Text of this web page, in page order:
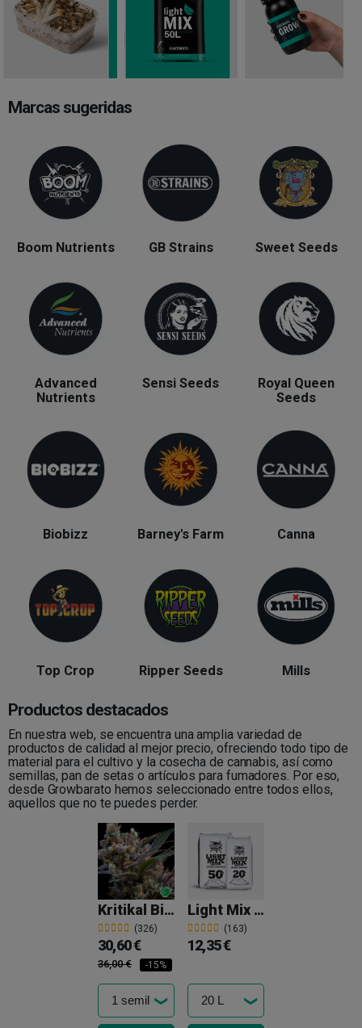
Marcas sugeridas
Boom Nutrients GB Strains Sweet Seeds
Advanced
Nutrients
Sensi Seeds
Royal Queen
Seeds
Biobizz Barney's Farm Canna
Top Crop Ripper Seeds Mills
Productos destacados
En nuestra web, se encuentra una amplia variedad de
productos de calidad al mejor precio, ofreciendo todo tipo de
material para el cultivo y la cosecha de cannabis, así como
semillas, pan de setas o artículos para fumadores. Por eso,
desde Growbarato hemos seleccionado entre todos ellos,
aquellos que no te puedes perder.
Kritikal Bilbo (Critical Bilbo)
(326)
30,60 €
36,00 € -15%
Light Mix Boom Nutrients
(163)
12,35 €